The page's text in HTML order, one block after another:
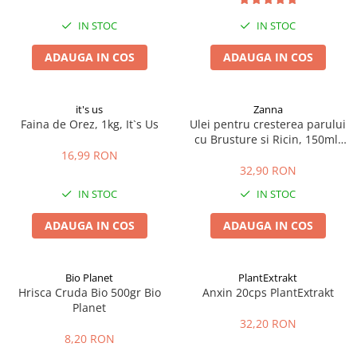
Sarcina si alaptare
Alte produse din Cocos
IN STOC
ADAUGA IN COS
IN STOC
ADAUGA IN COS
it's us
Faina de Orez, 1kg, It`s Us
16,99 RON
IN STOC
ADAUGA IN COS
Zanna
Ulei pentru cresterea parului
cu Brusture si Ricin, 150ml,
32,90 RON
IN STOC
ADAUGA IN COS
Bio Planet
Hrisca Cruda Bio 500gr Bio
Planet
8,20 RON
PlantExtrakt
Anxin 20cps PlantExtrakt
32,20 RON